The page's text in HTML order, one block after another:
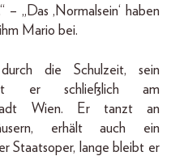
– „Das ,Normalsein‘ haben
Mario bei.
die Schulzeit, sein
er schließlich am
Wien. Er tanzt an
erhält auch ein
Staatsoper, lange bleibt er